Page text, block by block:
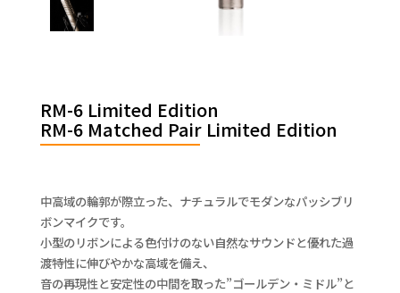
RM-6 Limited Edition
RM-6 Matched Pair Limited Edition
中高域の輪郭が際立った、ナチュラルでモダンなパッシブリ
ボンマイクです。
小型のリボンによる色付けのない自然なサウンドと優れた過
渡特性に伸びやかな高域を備え、
音の再現性と安定性の中間を取った”ゴールデン・ミドル”と